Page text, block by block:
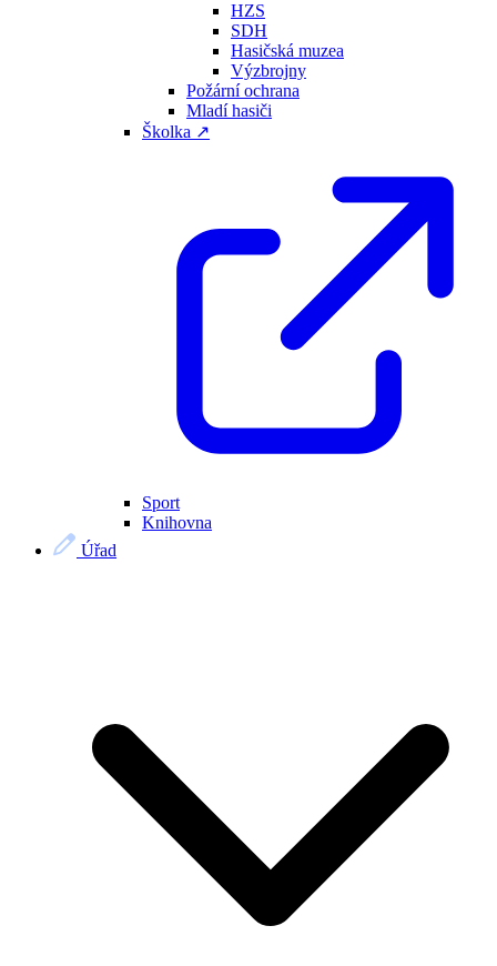
HZS
SDH
Hasičská muzea
Výzbrojny
Požární ochrana
Mladí hasiči
Školka ↗
Sport
Knihovna
Úřad